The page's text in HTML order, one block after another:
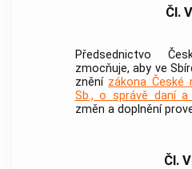
Čl. V
Předsednictvo
zmocňuje, aby ve
znění zákona České
Sb., o správě daní a
změn a doplnění
Čl.